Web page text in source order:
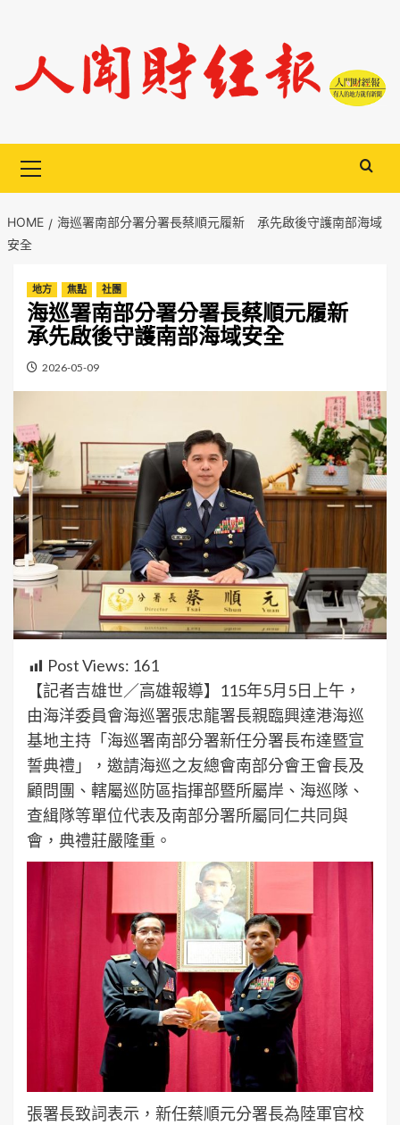
content
Menu
HOME
海巡署南部分署分署長蔡順元履新 承先啟後守護南部海域
安全
地方 焦點 社團
海巡署南部分署分署長蔡順元履新
承先啟後守護南部海域安全
2026-05-09
Post Views: 161
【記者吉雄世／高雄報導】115年5月5日上午，
由海洋委員會海巡署張忠龍署長親臨興達港海巡
基地主持「海巡署南部分署新任分署長布達暨宣
誓典禮」，邀請海巡之友總會南部分會王會長及
顧問團、轄屬巡防區指揮部暨所屬岸、海巡隊、
查緝隊等單位代表及南部分署所屬同仁共同與
會，典禮莊嚴隆重。
張署長致詞表示，新任蔡順元分署長為陸軍官校